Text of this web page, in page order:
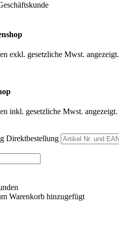
exkl. gesetzliche Mwst. angezeigt.
inkl. gesetzliche Mwst. angezeigt.
Direktbestellung
Warenkorb hinzugefügt